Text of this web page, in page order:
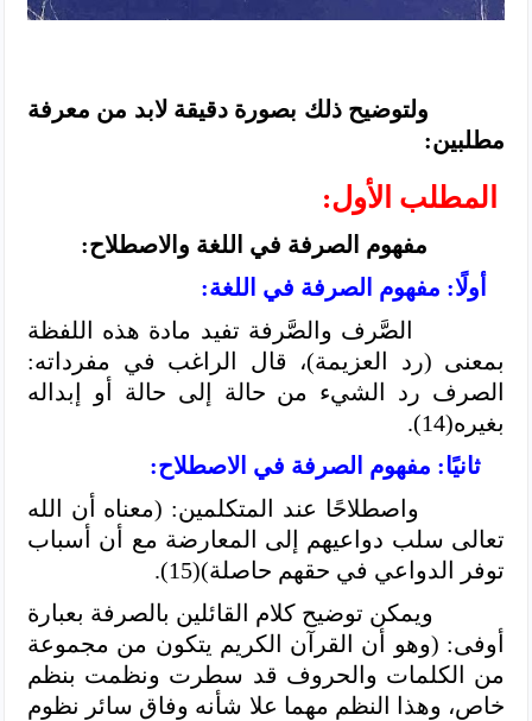
ولتوضيح ذلك بصورة دقيقة لابد من معرفة
مطلبين:
المطلب الأول:
مفهوم الصرفة في اللغة والاصطلاح:
أولًا: مفهوم الصرفة في اللغة:
الصَّرف والصَّرفة تفيد مادة هذه اللفظة
بمعنى (رد العزيمة)، قال الراغب في مفرداته:
الصرف رد الشيء من حالة إلى حالة أو إبداله
بغيره(14).
ثانيًا: مفهوم الصرفة في الاصطلاح:
واصطلاحًا عند المتكلمين: (معناه أن الله
تعالى سلب دواعيهم إلى المعارضة مع أن أسباب
توفر الدواعي في حقهم حاصلة)(15).
ويمكن توضيح كلام القائلين بالصرفة بعبارة
أوفى: (وهو أن القرآن الكريم يتكون من مجموعة
من الكلمات والحروف قد سطرت ونظمت بنظم
خاص، وهذا النظم مهما علا شأنه وفاق سائر نظوم